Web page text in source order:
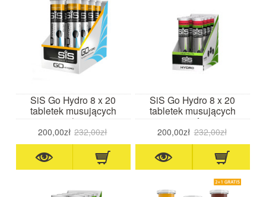
SiS Go Hydro 8 x 20
tabletek musujących
mango/ananas
200,00zł 232,00zł
SiS Go Hydro 8 x 20
tabletek musujących
grejpfrut
200,00zł 232,00zł